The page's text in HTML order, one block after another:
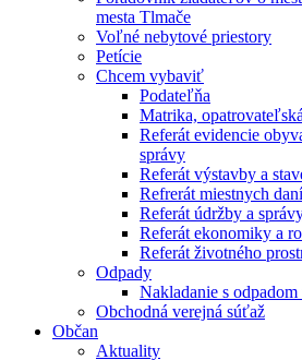
mesta Tlmače
Voľné nebytové priestory
Petície
Chcem vybaviť
Podateľňa
Matrika,
Referát evidencie
správy
Referát výstavby a
Refrerát miestnych
Referát údržby a
Referát ekonomiky a
Referát životného
Odpady
Nakladanie s
Obchodná verejná súťaž
Občan
Aktuality